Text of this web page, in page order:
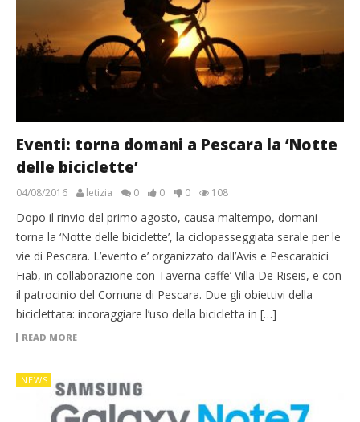
Eventi: torna domani a Pescara la ‘Notte
delle biciclette’
04/08/2016 letizia 0 0 0 108
Dopo il rinvio del primo agosto, causa maltempo, domani
torna la ‘Notte delle biciclette’, la ciclopasseggiata serale per le
vie di Pescara. L’evento e’ organizzato dall’Avis e Pescarabici
Fiab, in collaborazione con Taverna caffe’ Villa De Riseis, e con
il patrocinio del Comune di Pescara. Due gli obiettivi della
biciclettata: incoraggiare l’uso della bicicletta in […]
READ MORE
NEWS